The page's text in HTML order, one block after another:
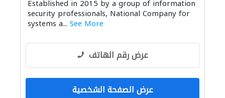
Established in 2015 by a group of information
security professionals, National Company for
systems a... See More
عرض رقم الهاتف
عرض الصفحة الشخصية